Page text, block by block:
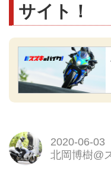
サイト！
2020-06-03
北岡博樹@